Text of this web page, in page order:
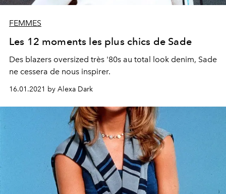
FEMMES
Les 12 moments les plus chics de Sade
Des blazers oversized très '80s au total look denim, Sade
ne cessera de nous inspirer.
16.01.2021 by Alexa Dark